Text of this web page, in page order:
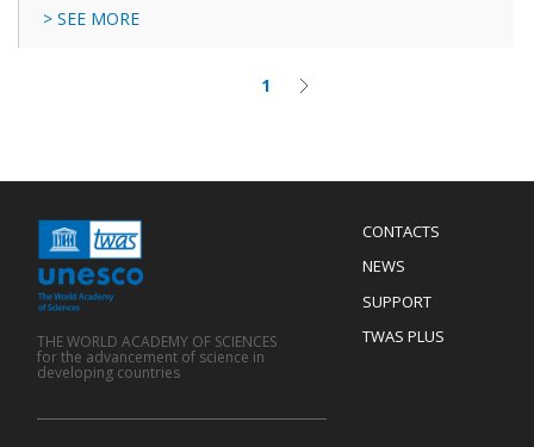
> SEE MORE
Current
1 Next
Menu
Footer
CONTACTS
NEWS
SUPPORT
TWAS PLUS
THE WORLD ACADEMY OF SCIENCES
for the advancement of science in
developing countries